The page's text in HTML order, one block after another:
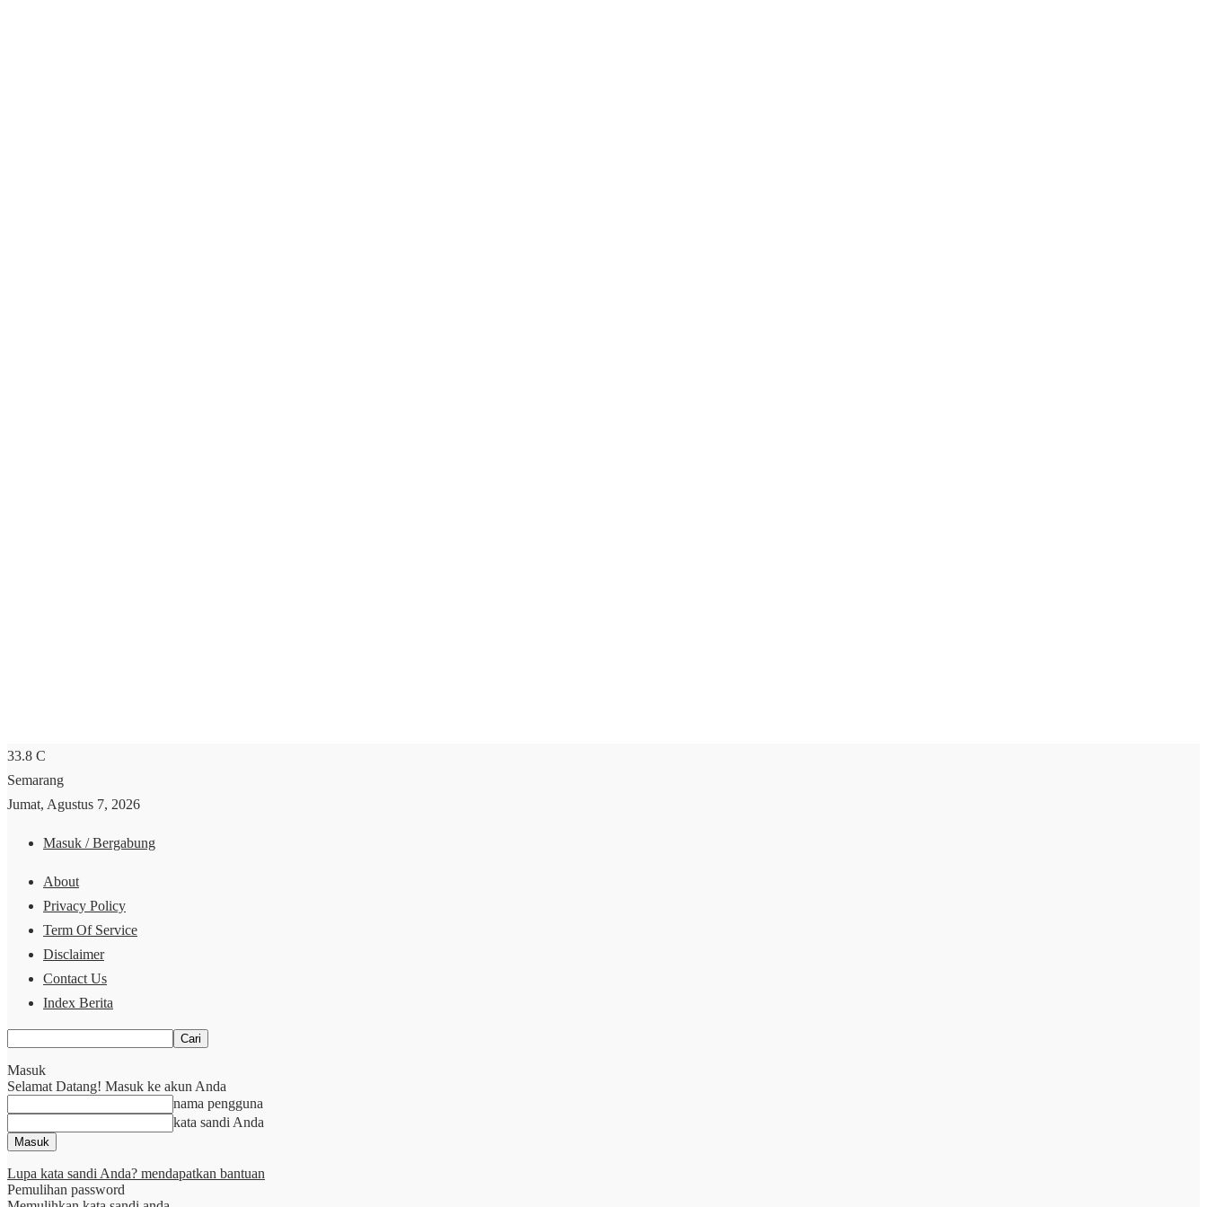
33.8 C
Semarang
Jumat, Agustus 7, 2026
Masuk / Bergabung
About
Privacy Policy
Term Of Service
Disclaimer
Contact Us
Index Berita
Masuk
Selamat Datang! Masuk ke akun Anda
nama pengguna
kata sandi Anda
Lupa kata sandi Anda? mendapatkan bantuan
Pemulihan password